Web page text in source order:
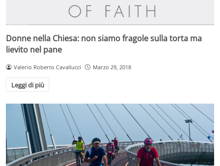
Donne nella Chiesa: non siamo fragole sulla torta ma
lievito nel pane
Valerio Roberto Cavallucci Marzo 29, 2018
Leggi di più